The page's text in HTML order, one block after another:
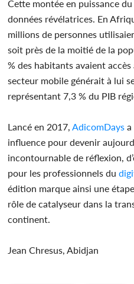
Cette montée en puissance du
données révélatrices. En
millions de personnes
soit près de la moitié de la
% des habitants avaient
secteur mobile générait à lui
représentant 7,3 % du PIB
Lancé en 2017, AdicomDays a
influence pour devenir
incontournable de réflexion,
pour les professionnels du
édition marque ainsi une
rôle de catalyseur dans la
continent.
Jean Chresus, Abidjan